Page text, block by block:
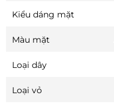
Kiểu dáng mặt
Màu mặt
Loại dây
Loại vỏ